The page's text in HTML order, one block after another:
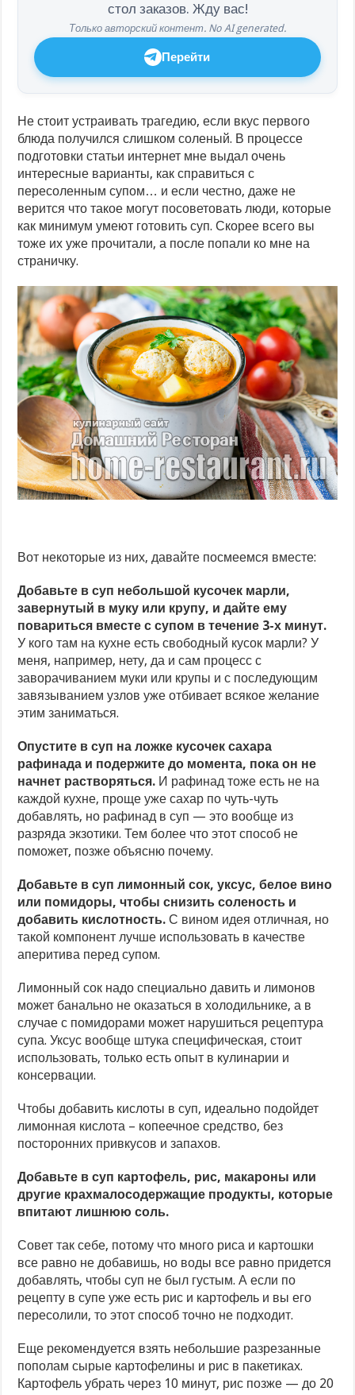
стол заказов. Жду вас!
Только авторский контент. No AI generated.
Перейти
Не стоит устраивать трагедию, если вкус первого
блюда получился слишком соленый. В процессе
подготовки статьи интернет мне выдал очень
интересные варианты, как справиться с
пересоленным супом… и если честно, даже не
верится что такое могут посоветовать люди, которые
как минимум умеют готовить суп. Скорее всего вы
тоже их уже прочитали, а после попали ко мне на
страничку.
Вот некоторые из них, давайте посмеемся вместе:
Добавьте в суп небольшой кусочек марли,
завернутый в муку или крупу, и дайте ему
повариться вместе с супом в течение 3-х минут.
У кого там на кухне есть свободный кусок марли? У
меня, например, нету, да и сам процесс с
заворачиванием муки или крупы и с последующим
завязыванием узлов уже отбивает всякое желание
этим заниматься.
Опустите в суп на ложке кусочек сахара
рафинада и подержите до момента, пока он не
начнет растворяться. И рафинад тоже есть не на
каждой кухне, проще уже сахар по чуть-чуть
добавлять, но рафинад в суп — это вообще из
разряда экзотики. Тем более что этот способ не
поможет, позже объясню почему.
Добавьте в суп лимонный сок, уксус, белое вино
или помидоры, чтобы снизить соленость и
добавить кислотность. С вином идея отличная, но
такой компонент лучше использовать в качестве
аперитива перед супом.
Лимонный сок надо специально давить и лимонов
может банально не оказаться в холодильнике, а в
случае с помидорами может нарушиться рецептура
супа. Уксус вообще штука специфическая, стоит
использовать, только есть опыт в кулинарии и
консервации.
Чтобы добавить кислоты в суп, идеально подойдет
лимонная кислота – копеечное средство, без
посторонних привкусов и запахов.
Добавьте в суп картофель, рис, макароны или
другие крахмалосодержащие продукты, которые
впитают лишнюю соль.
Совет так себе, потому что много риса и картошки
все равно не добавишь, но воды все равно придется
добавлять, чтобы суп не был густым. А если по
рецепту в супе уже есть рис и картофель и вы его
пересолили, то этот способ точно не подходит.
Еще рекомендуется взять небольшие разрезанные
пополам сырые картофелины и рис в пакетиках.
Картофель убрать через 10 минут, рис позже — до 20